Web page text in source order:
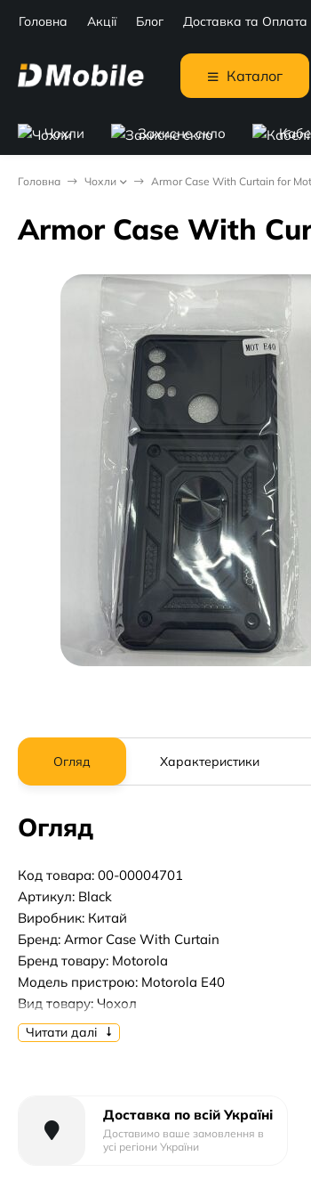
Головна Акції Блог Доставка та Оплата
Каталог
Чохли Захисне скло
Головна Чохли Armor Case With Curtain for
Armor Case With
Огляд Характеристики
Огляд
Код товара: 00-00004701
Артикул: Black
Виробник: Китай
Бренд: Armor Case With Curtain
Бренд товару: Motorola
Модель пристрою: Motorola E40
Вид товару: Чохол
Форм-фактор: Накладка
Тип матеріалу: Пластик+Силікон
Читати далі
Доставка по всій Україні
Доставимо ваше замовлення в
усі регіони України